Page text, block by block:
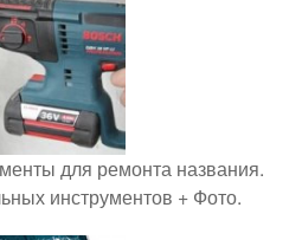
для ремонта названия.
инструментов + Фото.